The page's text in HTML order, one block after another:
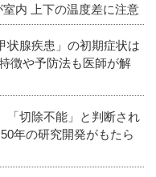
内 上下の温度差に注意
状腺疾患」の初期症状は
徴や予防法も医師が解
「切除不能」と判断され
年の研究開発がもたら